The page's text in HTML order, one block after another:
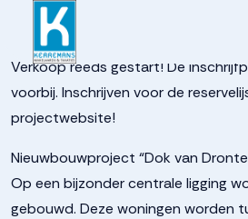
Verkoop reeds gestart! De
voorbij. Inschrijven voor de
projectwebsite!
Nieuwbouwproject “Dok van
Op een bijzonder centrale ligging
gebouwd. Deze woningen worden